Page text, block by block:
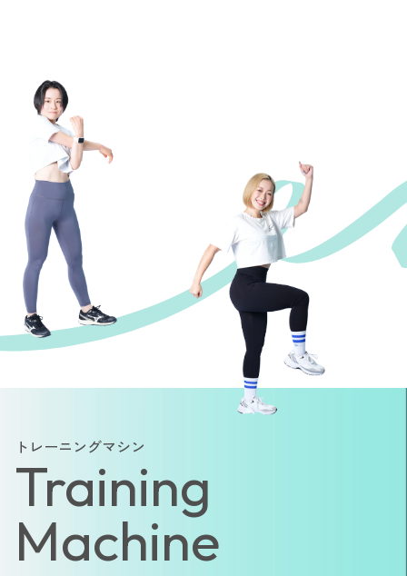
トレーニングマシン
Training
Machine